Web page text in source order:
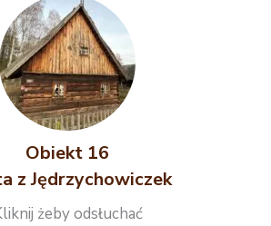
Obiekt 16
z Jędrzychowiczek
żeby odsłuchać